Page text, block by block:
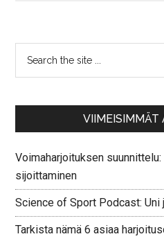
VIIMEISIMMÄT
Voimaharjoituksen
sijoittaminen
Science of Sport Podcast: Uni
Tarkista nämä 6 asiaa